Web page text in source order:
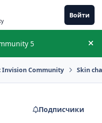
Войти
5
Invision Community Skin
Подписчики